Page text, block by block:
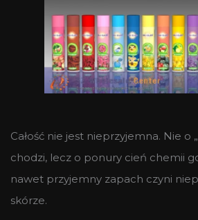
Całość nie jest nieprzyjemna. Nie o
chodzi, lecz o ponury cień chemii
nawet przyjemny zapach czyni
skórze.